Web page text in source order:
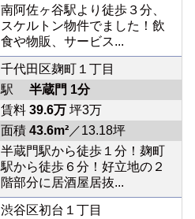
南阿佐ヶ谷駅より徒歩３分、
スケルトン物件でました！飲
食や物販、サービス...
千代田区麹町１丁目
駅 半蔵門 1分
賃料 39.6万坪3万
面積 43.6m²／13.18坪
半蔵門駅から徒歩１分！麹町
駅から徒歩６分！好立地の２
階部分に居酒屋居抜...
渋谷区初台１丁目